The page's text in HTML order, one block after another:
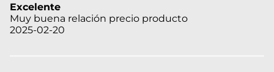
Excelente
Muy buena relación precio producto
2025-02-20